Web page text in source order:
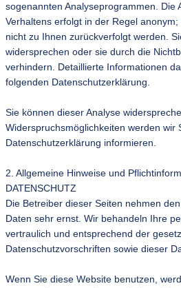
sogenannten Analyseprogrammen. Die
Verhaltens erfolgt in der Regel
nicht zu Ihnen zurückverfolgt werden.
widersprechen oder sie durch die
verhindern. Detaillierte Informationen
folgenden Datenschutzerklärung.
Sie können dieser Analyse
Widerspruchsmöglichkeiten werden wir
Datenschutzerklärung informieren.
2. Allgemeine Hinweise und
DATENSCHUTZ
Die Betreiber dieser Seiten nehmen
Daten sehr ernst. Wir behandeln Ihre
vertraulich und entsprechend der
Datenschutzvorschriften sowie dieser
Wenn Sie diese Website benutzen,